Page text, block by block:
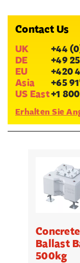
Contact Us
UK
+44
DE
+49
EU
+420
Asia
+65
US East+1
Erhalten Sie
Concrete
Ballast
500kg